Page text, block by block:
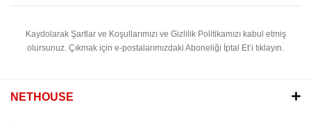
Kaydolarak Şartlar ve Koşullarımızı ve Gizlilik Politikamızı kabul etmiş
olursunuz. Çıkmak için e-postalarımızdaki Aboneliği İptal Et’i tıklayın.
NETHOUSE